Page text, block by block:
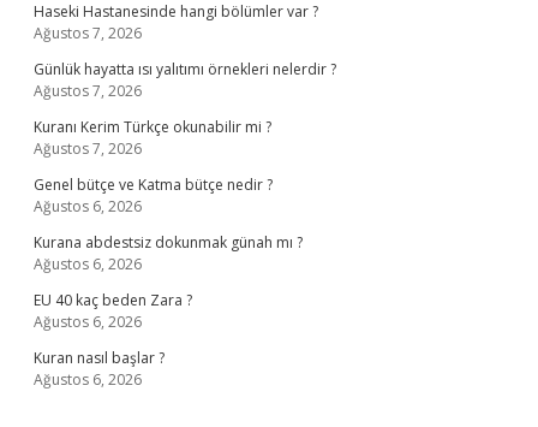
Haseki Hastanesinde hangi bölümler var ?
Ağustos 7, 2026
Günlük hayatta ısı yalıtımı örnekleri nelerdir ?
Ağustos 7, 2026
Kuranı Kerim Türkçe okunabilir mi ?
Ağustos 7, 2026
Genel bütçe ve Katma bütçe nedir ?
Ağustos 6, 2026
Kurana abdestsiz dokunmak günah mı ?
Ağustos 6, 2026
EU 40 kaç beden Zara ?
Ağustos 6, 2026
Kuran nasıl başlar ?
Ağustos 6, 2026